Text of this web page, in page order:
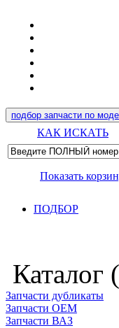
подбор запчасти по
КАК ИСКАТЬ
Показать
ПОДБОР
Каталог
Запчасти дубликаты
Запчасти ОЕМ
Запчасти ВАЗ